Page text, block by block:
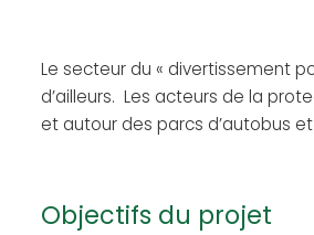
Le secteur du « divertissement
d’ailleurs. Les acteurs de la
et autour des parcs d’autobus
Objectifs du projet